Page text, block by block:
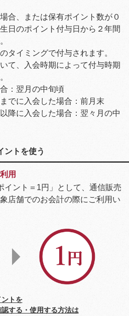
合、または保有ポイント数が０
日のポイント付与日から２年間
タイミングで付与されます。
て、入会時期によって付与時期
：翌月の中旬頃
でに入会した場合：前月末
降に入会した場合：翌々月の中
ントを使う
用
イント＝1円」として、通信販売
店舗でのお会計の際にご利用い
ントを
認する・使用する方法は